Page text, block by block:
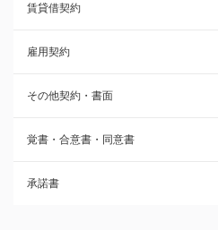
売買契約
株主総会議事録・関連書類
請負契約
フランチャイズ契約
賃貸借契約
賃貸借契約
雇用契約
その他契約・書面
覚書・合意書・同意書
承諾書